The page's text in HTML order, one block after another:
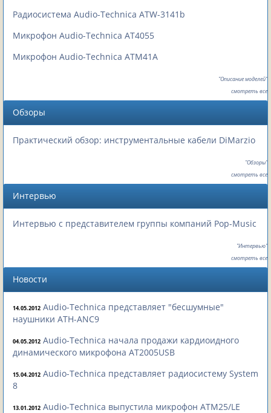
Радиосистема Audio-Technica ATW-3141b
Микрофон Audio-Technica AT4055
Микрофон Audio-Technica ATM41A
"Описание моделей"
смотреть все
Обзоры
Практический обзор: инструментальные кабели DiMarzio
"Обзоры"
смотреть все
Интервью
Интервью с представителем группы компаний Pop-Music
"Интервью"
смотреть все
Новости
14.05.2012 Audio-Technica представляет "бесшумные"
наушники ATH-ANC9
04.05.2012 Audio-Technica начала продажи кардиоидного
динамического микрофона AT2005USB
15.04.2012 Audio-Technica представляет радиосистему System
8
13.01.2012 Audio-Technica выпустила микрофон ATM25/LE